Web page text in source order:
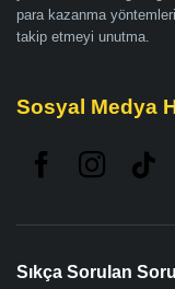
para kazanma
takip etmeyi unutma.
Sosyal Medya
Sıkça Sorulan